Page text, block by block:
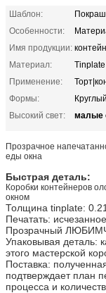
Шаблон:
Особенности:
Имя продукции:
Материал:
Tinplate
Применение:
Формы:
Круглый
Высокий свет:
малые
Прозрачное
еды окна
Быстрая деталь:
Коробки контейнеров
окном
Толщина tinplate:
Печатать:
Прозрачный
Упаковывая деталь:
этого мастерской
Поставка:
подтверждает план
процесса и